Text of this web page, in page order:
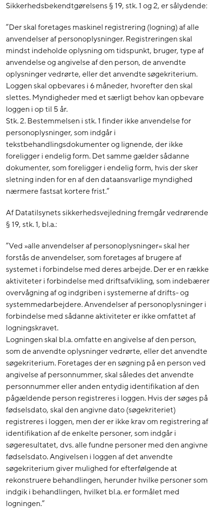
Sikkerhedsbekendtgørelsens § 19, stk. 1 og 2, er sålydende:
”Der skal foretages maskinel registrering (logning) af alle
anvendelser af personoplysninger. Registreringen skal
mindst indeholde oplysning om tidspunkt, bruger, type af
anvendelse og angivelse af den person, de anvendte
oplysninger vedrørte, eller det anvendte søgekriterium.
Loggen skal opbevares i 6 måneder, hvorefter den skal
slettes. Myndigheder med et særligt behov kan opbevare
loggen i op til 5 år.
Stk. 2. Bestemmelsen i stk. 1 finder ikke anvendelse for
personoplysninger, som indgår i
tekstbehandlingsdokumenter og lignende, der ikke
foreligger i endelig form. Det samme gælder sådanne
dokumenter, som foreligger i endelig form, hvis der sker
sletning inden for en af den dataansvarlige myndighed
nærmere fastsat kortere frist.”
Af Datatilsynets sikkerhedsvejledning fremgår vedrørende
§ 19, stk. 1, bl.a.:
”Ved »alle anvendelser af personoplysninger« skal her
forstås de anvendelser, som foretages af brugere af
systemet i forbindelse med deres arbejde. Der er en række
aktiviteter i forbindelse med driftsafvikling, som indebærer
overvågning af og indgriben i systemerne af drifts- og
systemmedarbejdere. Anvendelser af personoplysninger i
forbindelse med sådanne aktiviteter er ikke omfattet af
logningskravet.
Logningen skal bl.a. omfatte en angivelse af den person,
som de anvendte oplysninger vedrørte, eller det anvendte
søgekriterium. Foretages der en søgning på en person ved
angivelse af personnummer, skal således det anvendte
personnummer eller anden entydig identifikation af den
pågældende person registreres i loggen. Hvis der søges på
fødselsdato, skal den angivne dato (søgekriteriet)
registreres i loggen, men der er ikke krav om registrering af
identifikation af de enkelte personer, som indgår i
søgeresultatet, dvs. alle fundne personer med den angivne
fødselsdato. Angivelsen i loggen af det anvendte
søgekriterium giver mulighed for efterfølgende at
rekonstruere behandlingen, herunder hvilke personer som
indgik i behandlingen, hvilket bl.a. er formålet med
logningen.”